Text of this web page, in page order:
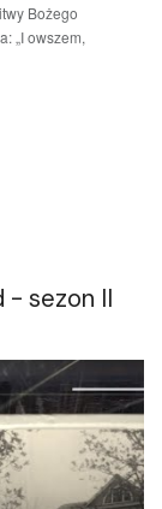
Bożego
„I owszem,
- sezon II